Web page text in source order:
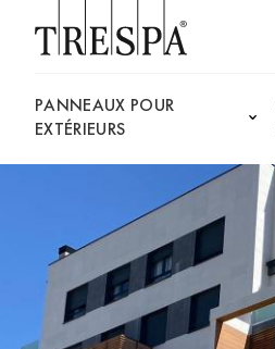
PANNEAUX POUR
EXTÉRIEURS